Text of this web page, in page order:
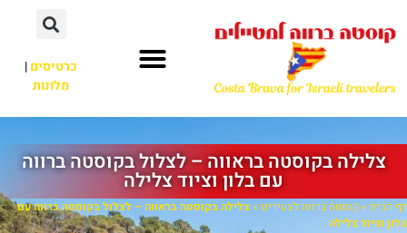
כרטיסים|
מלונות
צלילה בקוסטה בראווה – לצלול בקוסטה ברווה
עם בלון וציוד צלילה
דף הבית »קוסטה ברווה לצעירים »צלילה בקוסטה בראווה – לצלול בקוסטה ברווה עם
בלון וציוד צלילה